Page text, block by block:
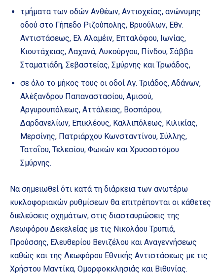
τμήματα των οδών Ανθέων, Αντιοχείας, ανώνυμης
οδού στο Γήπεδο Ριζούπολης, Βρυούλων, Εθν.
Αντιστάσεως, Ελ Αλαμέιν, Επταλόφου, Ιωνίας,
Κιουτάχειας, Λαχανά, Λυκούργου, Πίνδου, Σάββα
Σταματιάδη, Σεβαστείας, Σμύρνης και Τρωάδος,
σε όλο το μήκος τους οι οδοί Αγ. Τριάδος, Αδάνων,
Αλέξανδρου Παπαναστασίου, Αμισού,
Αργυρουπόλεως, Αττάλειας, Βοσπόρου,
Δαρδανελίων, Επικλέους, Καλλιπόλεως, Κιλικίας,
Μερσίνης, Πατριάρχου Κωνσταντίνου, Σύλλης,
Τατοΐου, Τελεσίου, Φωκών και Χρυσοστόμου
Σμύρνης.
Να σημειωθεί ότι κατά τη διάρκεια των ανωτέρω
κυκλοφοριακών ρυθμίσεων θα επιτρέπονται οι κάθετες
διελεύσεις οχημάτων, στις διασταυρώσεις της
Λεωφόρου Δεκελείας με τις Νικολάου Τρυπιά,
Προύσσης, Ελευθερίου Βενιζέλου και Αναγεννήσεως
καθώς και της Λεωφόρου Εθνικής Αντιστάσεως με τις
Χρήστου Μαντίκα, Ομορφοκκλησιάς και Βιθυνίας.